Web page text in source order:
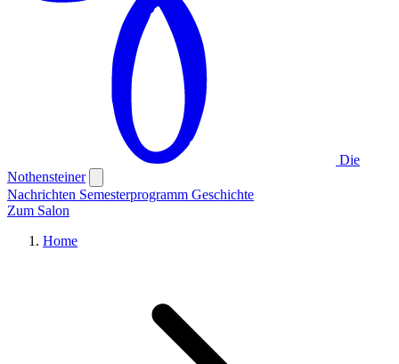
Die
Nothensteiner
Nachrichten Semesterprogramm Geschichte
Zum Salon
Home